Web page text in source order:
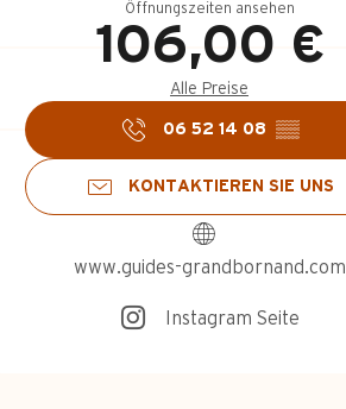
Öffnungszeiten ansehen
106,00 €
Alle Preise
06 52 14 08 ▒▒
KONTAKTIEREN SIE UNS
www.guides-grandbornand.com
Instagram Seite